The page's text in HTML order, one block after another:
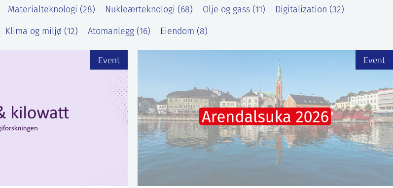
Materialteknologi (28) Nukleærteknologi (68) Olje og gass (11) Digitalization (32)
Klima og miljø (12) Atomanlegg (16) Eiendom (8)
Event Event